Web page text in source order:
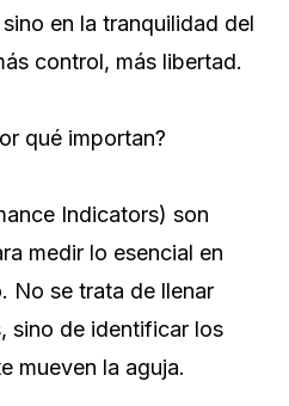
en la tranquilidad del
control, más libertad.
qué importan?
Indicators) son
medir lo esencial en
No se trata de llenar
sino de identificar los
mueven la aguja.